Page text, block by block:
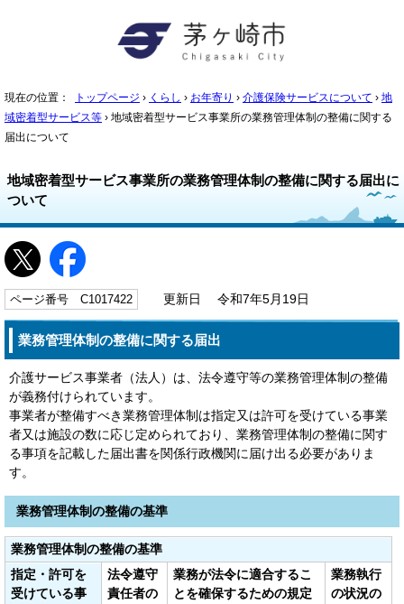
現在の位置： トップページ › くらし › お年寄り › 介護保険サービスについて › 地
域密着型サービス等 › 地域密着型サービス事業所の業務管理体制の整備に関する
届出について
地域密着型サービス事業所の業務管理体制の整備に関する届出に
ついて
ページ番号 C1017422 更新日 令和7年5月19日
業務管理体制の整備に関する届出
介護サービス事業者（法人）は、法令遵守等の業務管理体制の整備
が義務付けられています。
事業者が整備すべき業務管理体制は指定又は許可を受けている事業
者又は施設の数に応じ定められており、業務管理体制の整備に関す
る事項を記載した届出書を関係行政機関に届け出る必要がありま
す。
業務管理体制の整備の基準
業務管理体制の整備の基準
指定・許可を
受けている事
法令遵守
責任者の
業務が法令に適合するこ
とを確保するための規定
業務執行
の状況の